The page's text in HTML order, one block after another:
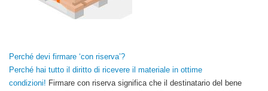
Perché devi firmare ‘con riserva’?
Perché hai tutto il diritto di ricevere il materiale in ottime
condizioni! Firmare con riserva significa che il destinatario del bene